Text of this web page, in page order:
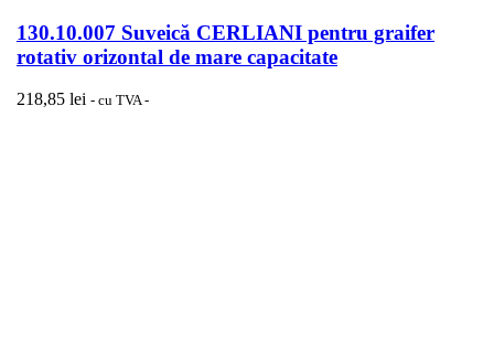
130.10.007 Suveică CERLIANI pentru graifer
rotativ orizontal de mare capacitate
218,85 lei - cu TVA -